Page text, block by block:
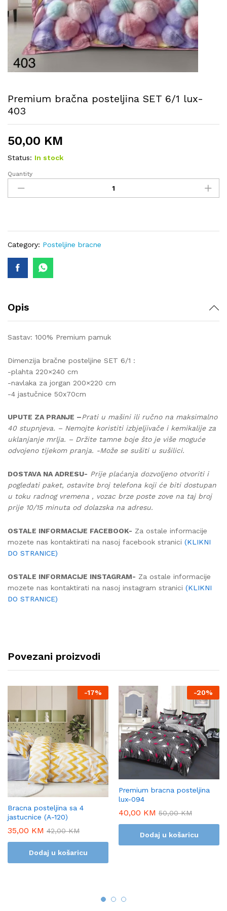
Premium bračna posteljina SET 6/1 lux-
403
50,00 KM
Status: In stock
Premium
bračna
posteljina
lux-
403
Quantity
Category: Posteljine bracne
Opis
Sastav: 100% Premium pamuk
Dimenzija bračne posteljine SET 6/1 :
-plahta 220×240 cm
-navlaka za jorgan 200×220 cm
-4 jastučnice 50x70cm
UPUTE ZA PRANJE –Prati u mašini ili ručno na maksimalno
40 stupnjeva. – Nemojte koristiti izbjeljivače i kemikalije za
uklanjanje mrlja. – Držite tamne boje što je više moguće
odvojeno tijekom pranja. -Može se sušiti u sušilici.
DOSTAVA NA ADRESU- Prije plaćanja dozvoljeno otvoriti i
pogledati paket, ostavite broj telefona koji će biti dostupan
u toku radnog vremena , vozac brze poste zove na taj broj
prije 10/15 minuta od dolazska na adresu.
OSTALE INFORMACIJE FACEBOOK- Za ostale informacije
mozete nas kontaktirati na nasoj facebook stranici (KLIKNI
DO STRANICE)
OSTALE INFORMACIJE INSTAGRAM- Za ostale informacije
mozete nas kontaktirati na nasoj instagram stranici (KLIKNI
DO STRANICE)
Povezani proizvodi
-17%
Bracna posteljina sa 4
jastucnice (A-120)
35,00 KM 42,00KM
Dodaj u košaricu
-20%
Premium bracna posteljina
lux-094
40,00 KM 50,00KM
Dodaj u košaricu